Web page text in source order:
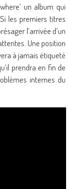
un album qui
les premiers titres
l’arrivée d’un
Une position
à jamais étiqueté
prendra en fin de
internes du